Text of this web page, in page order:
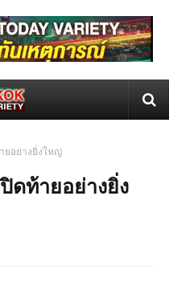
ยอย่างยิ่งใหญ่
ดท้ายอย่างยิ่ง